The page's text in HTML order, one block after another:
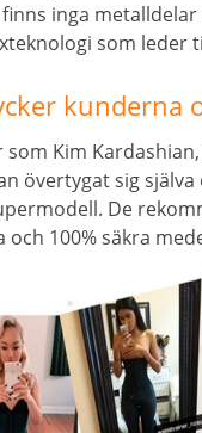
inga
som leder
kunderna
Kim Kardashian,
övertygat sig
De
och 100% säkra